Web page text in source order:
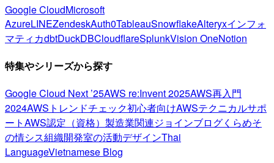
Google CloudMicrosoft
AzureLINEZendeskAuth0TableauSnowflakeAlteryxインフォ
マティカdbtDuckDBCloudflareSplunkVision OneNotion
特集やシリーズから探す
Google Cloud Next ’25AWS re:Invent 2025AWS再入門
2024AWSトレンドチェック初心者向けAWSテクニカルサポ
ートAWS認定（資格） 製造業関連ジョインブログくらめそ
の情シス組織開発室の活動デザインThai
LanguageVietnamese Blog